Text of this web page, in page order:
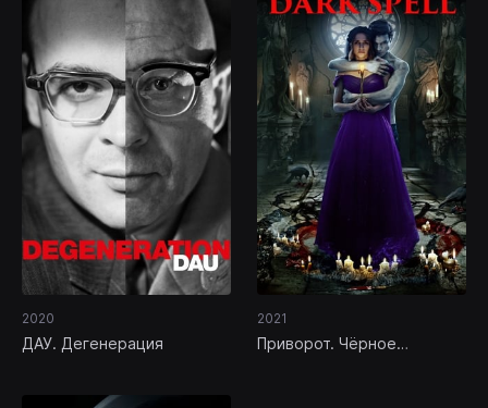
2020
ДАУ. Дегенерация
2021
Приворот. Чёрное